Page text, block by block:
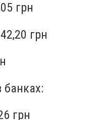
грн
грн
банках:
грн